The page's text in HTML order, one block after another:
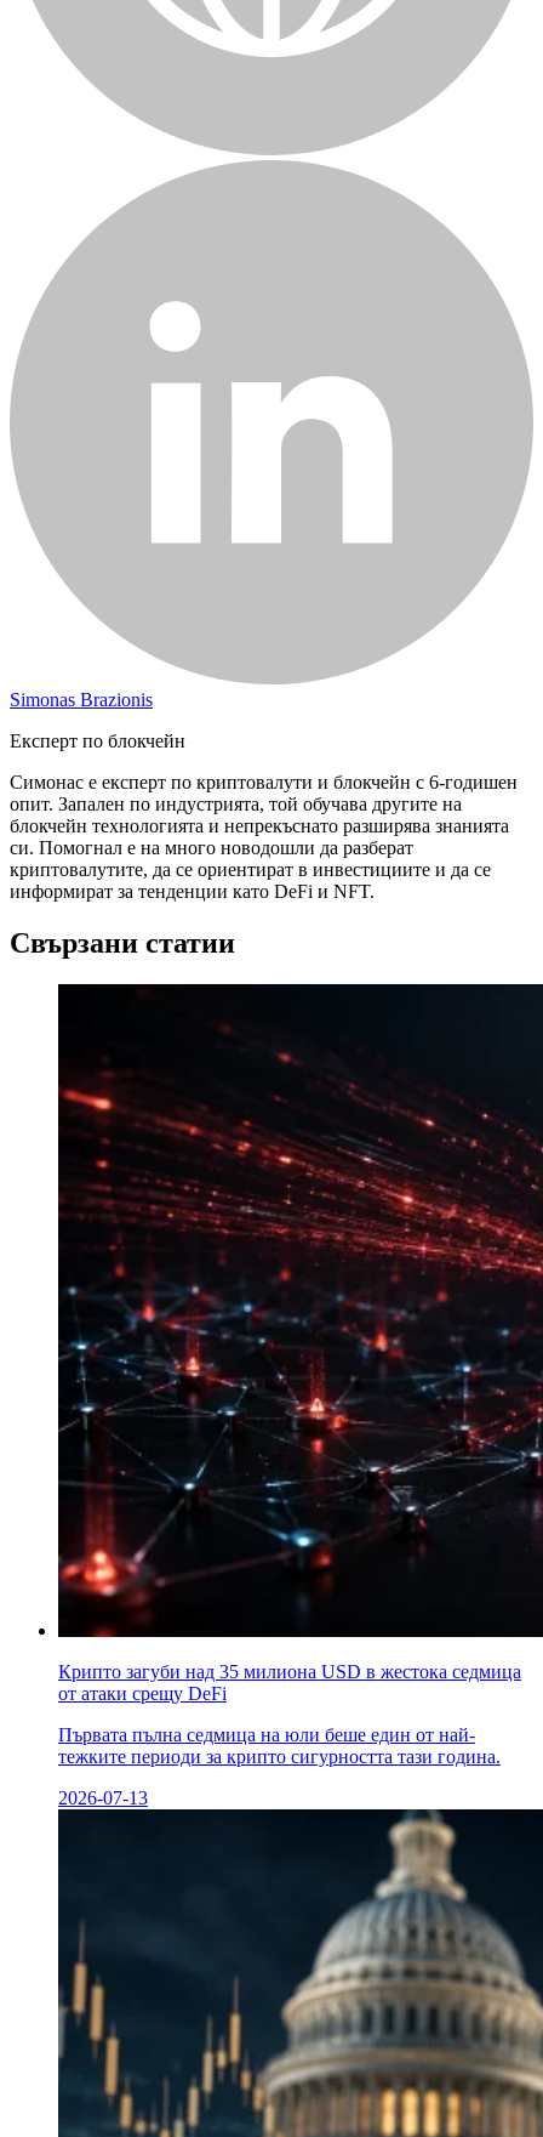
Simonas Brazionis
Експерт по блокчейн
Симонас е експерт по криптовалути и блокчейн с 6-годишен
опит. Запален по индустрията, той обучава другите на
блокчейн технологията и непрекъснато разширява знанията
си. Помогнал е на много новодошли да разберат
криптовалутите, да се ориентират в инвестициите и да се
информират за тенденции като DeFi и NFT.
Свързани статии
Крипто загуби над 35 милиона USD в жестока седмица
от атаки срещу DeFi
Първата пълна седмица на юли беше един от най-
тежките периоди за крипто сигурността тази година.
2026-07-13